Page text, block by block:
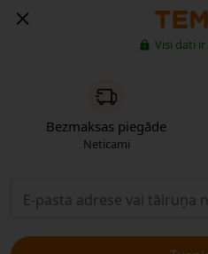
Visi dati
Bezmaksas piegāde
Neticami